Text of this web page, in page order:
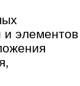
и элементов